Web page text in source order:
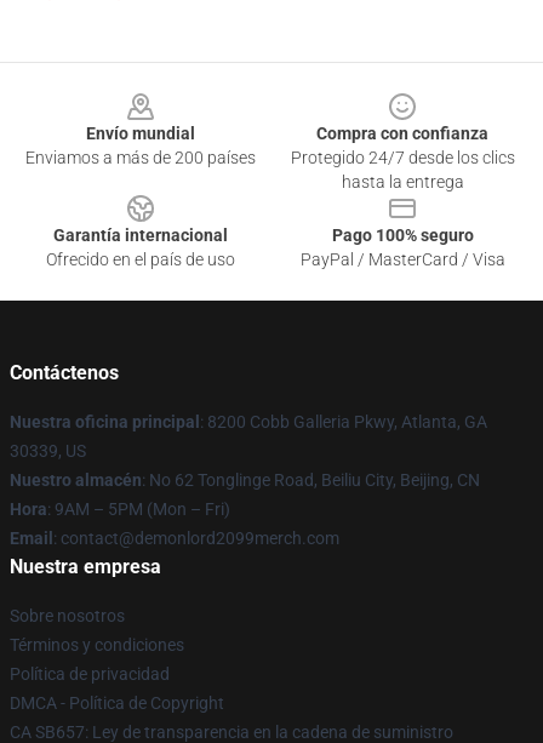
Envío mundial
Enviamos a más de 200 países
Compra con confianza
Protegido 24/7 desde los clics
hasta la entrega
Garantía internacional
Ofrecido en el país de uso
Pago 100% seguro
PayPal / MasterCard / Visa
Contáctenos
Nuestra oficina principal : 8200 Cobb Galleria Pkwy, Atlanta, GA
30339, US
Nuestro almacén: No 62 Tonglinge Road, Beiliu City, Beijing, CN
Hora: 9AM – 5PM (Mon – Fri)
Email : contact@demonlord2099merch.com
Nuestra empresa
Sobre nosotros
Términos y condiciones
Política de privacidad
DMCA - Política de Copyright
CA SB657: Ley de transparencia en la cadena de suministro